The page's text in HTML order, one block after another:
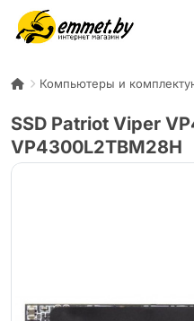
Компьютеры и
SSD Patriot Viper
VP4300L2TBM28H